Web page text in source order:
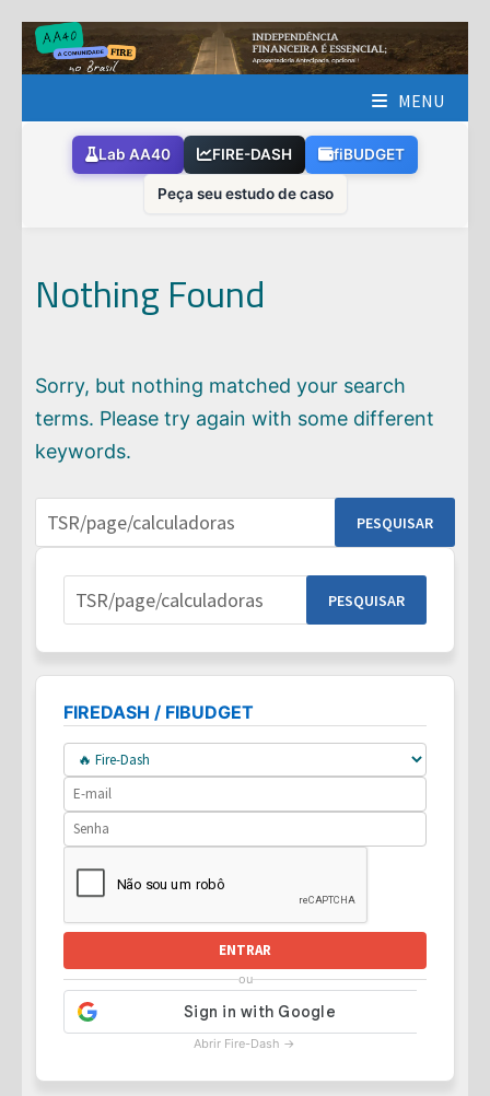
Skip
to
MENU
Lab AA40 FIRE-DASH fiBUDGET
Peça seu estudo de caso
Nothing Found
Sorry, but nothing matched your search
terms. Please try again with some different
keywords.
Pesquisar
por:
Pesquisar
por:
FIREDASH / FIBUDGET
ENTRAR
ou
Abrir Fire-Dash →